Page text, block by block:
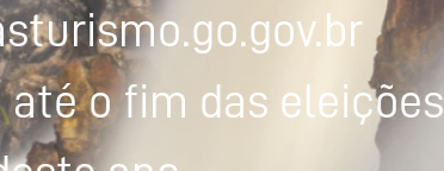
o fim das eleições